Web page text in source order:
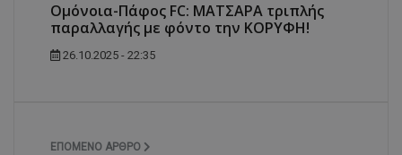
Ομόνοια-Πάφος FC: ΜΑΤΣΑΡΑ τριπλής
παραλλαγής με φόντο την ΚΟΡΥΦΗ!
26.10.2025 - 22:35
ΕΠΌΜΕΝΟ ΆΡΘΡΟ